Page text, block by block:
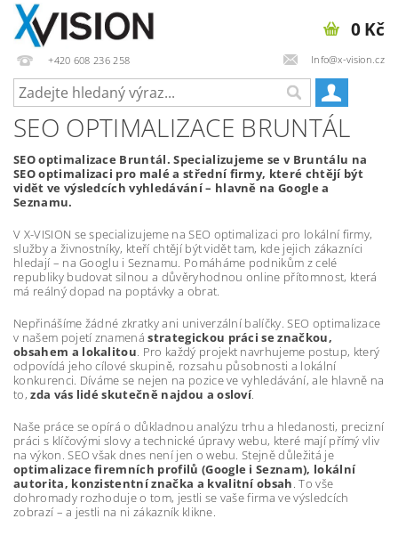
+420 608 236 258 Info@x-vision.cz
0 Kč
SEO OPTIMALIZACE BRUNTÁL
SEO optimalizace Bruntál. Specializujeme se v Bruntálu na
SEO optimalizaci pro malé a střední firmy, které chtějí být
vidět ve výsledcích vyhledávání – hlavně na Google a
Seznamu.
V X-VISION se specializujeme na SEO optimalizaci pro lokální firmy,
služby a živnostníky, kteří chtějí být vidět tam, kde jejich zákazníci
hledají – na Googlu i Seznamu. Pomáháme podnikům z celé
republiky budovat silnou a důvěryhodnou online přítomnost, která
má reálný dopad na poptávky a obrat.
Nepřinášíme žádné zkratky ani univerzální balíčky. SEO optimalizace
v našem pojetí znamenástrategickou práci se značkou,
obsahem a lokalitou. Pro každý projekt navrhujeme postup, který
odpovídá jeho cílové skupině, rozsahu působnosti a lokální
konkurenci. Díváme se nejen na pozice ve vyhledávání, ale hlavně na
to,zda vás lidé skutečně najdou a osloví.
Naše práce se opírá o důkladnou analýzu trhu a hledanosti, precizní
práci s klíčovými slovy a technické úpravy webu, které mají přímý vliv
na výkon. SEO však dnes není jen o webu. Stejně důležitá je
optimalizace firemních profilů (Google i Seznam), lokální
autorita, konzistentní značka a kvalitní obsah. To vše
dohromady rozhoduje o tom, jestli se vaše firma ve výsledcích
zobrazí – a jestli na ni zákazník klikne.